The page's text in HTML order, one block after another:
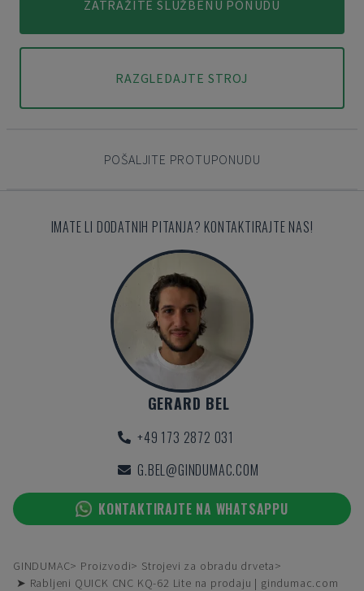
ZATRAŽITE SLUŽBENU PONUDU
RAZGLEDAJTE STROJ
POŠALJITE PROTUPONUDU
IMATE LI DODATNIH PITANJA? KONTAKTIRAJTE NAS!
GERARD BEL
+49 173 2872 031
G.BEL@GINDUMAC.COM
KONTAKTIRAJTE NA WHATSAPPU
GINDUMAC Proizvodi
Strojevi za obradu drveta
➤ Rabljeni QUICK CNC KQ-62 Lite na prodaju | gindumac.com